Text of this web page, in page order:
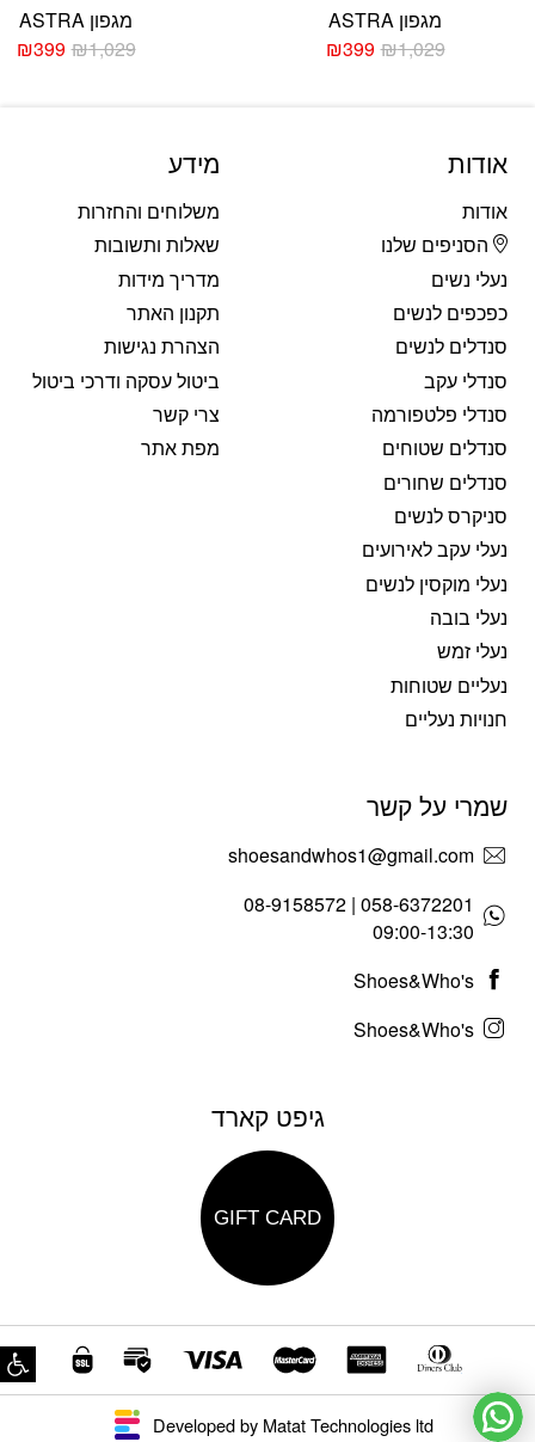
מגפון ASTRA
₪1,029
המחיר
₪399המחיר
מגפון ASTRA
₪1,029
₪399
אודות
אודות
הסניפים שלנו
נעלי נשים
כפכפים לנשים
סנדלים לנשים
סנדלי עקב
סנדלי פלטפורמה
סנדלים שטוחים
סנדלים שחורים
סניקרס לנשים
נעלי עקב לאירועים
נעלי מוקסין לנשים
נעלי בובה
נעלי זמש
נעליים שטוחות
חנויות נעליים
מידע
משלוחים והחזרות
שאלות ותשובות
מדריך מידות
תקנון האתר
הצהרת נגישות
ביטול עסקה ודרכי ביטול
צרי קשר
מפת אתר
שמרי על קשר
shoesandwhos1@gmail.com
058-6372201 | 08-9158572
09:00-13:30
Shoes&Who's
Shoes&Who's
גיפט קארד
GIFT CARD
Developed by Matat Technologies ltd